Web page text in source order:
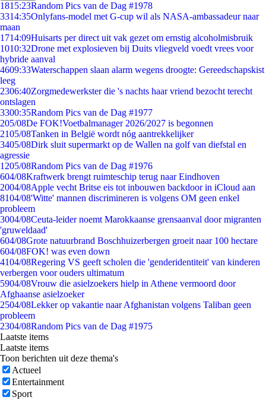
1815:23Random Pics van de Dag #1978
3314:35Onlyfans-model met G-cup wil als NASA-ambassadeur naar
maan
1714:09Huisarts per direct uit vak gezet om ernstig alcoholmisbruik
1010:32Drone met explosieven bij Duits vliegveld voedt vrees voor
hybride aanval
4609:33Waterschappen slaan alarm wegens droogte: Gereedschapskist
leeg
2306:40Zorgmedewerkster die 's nachts haar vriend bezocht terecht
ontslagen
3300:35Random Pics van de Dag #1977
205/08De FOK!Voetbalmanager 2026/2027 is begonnen
2105/08Tanken in België wordt nóg aantrekkelijker
3405/08Dirk sluit supermarkt op de Wallen na golf van diefstal en
agressie
1205/08Random Pics van de Dag #1976
604/08Kraftwerk brengt ruimteschip terug naar Eindhoven
2004/08Apple vecht Britse eis tot inbouwen backdoor in iCloud aan
8104/08'Witte' mannen discrimineren is volgens OM geen enkel
probleem
3004/08Ceuta-leider noemt Marokkaanse grensaanval door migranten
'gruweldaad'
604/08Grote natuurbrand Boschhuizerbergen groeit naar 100 hectare
604/08FOK! was even down
4104/08Regering VS geeft scholen die 'genderidentiteit' van kinderen
verbergen voor ouders ultimatum
5904/08Vrouw die asielzoekers hielp in Athene vermoord door
Afghaanse asielzoeker
2504/08Lekker op vakantie naar Afghanistan volgens Taliban geen
probleem
2304/08Random Pics van de Dag #1975
Laatste items
Laatste items
Toon berichten uit deze thema's
Actueel
Entertainment
Sport